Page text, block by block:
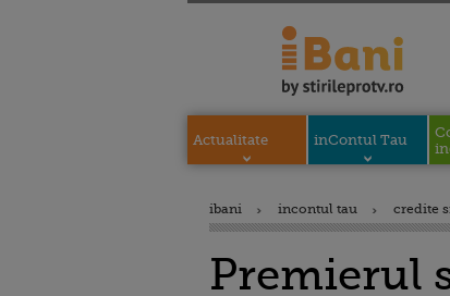
Actualitate inContul Tau
ibani incontul tau credite
Premierul